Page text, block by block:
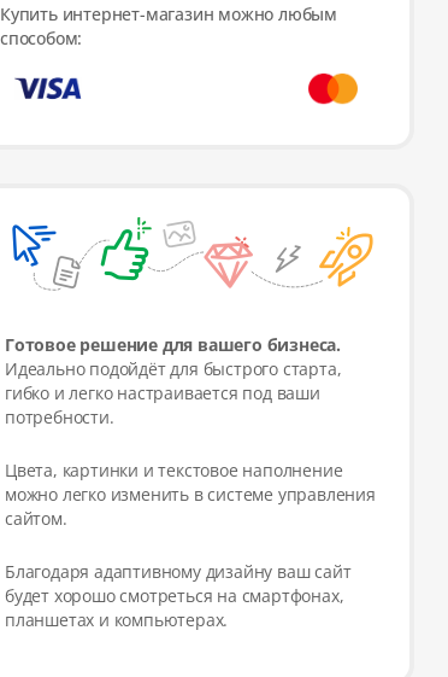
Купить интернет-магазин можно любым
способом:
Готовое решение для вашего бизнеса.
Идеально подойдёт для быстрого старта,
гибко и легко настраивается под ваши
потребности.
Цвета, картинки и текстовое наполнение
можно легко изменить в системе управления
сайтом.
Благодаря адаптивному дизайну ваш сайт
будет хорошо смотреться на смартфонах,
планшетах и компьютерах.